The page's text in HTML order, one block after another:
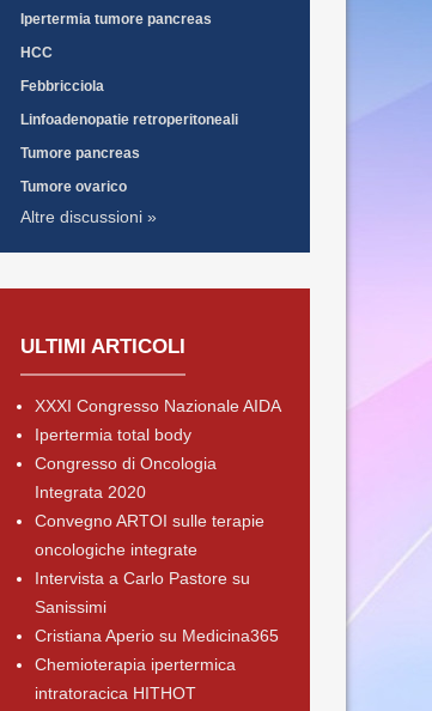
Ipertermia tumore pancreas
HCC
Febbricciola
Linfoadenopatie retroperitoneali
Tumore pancreas
Tumore ovarico
Altre discussioni »
ULTIMI ARTICOLI
XXXI Congresso Nazionale AIDA
Ipertermia total body
Congresso di Oncologia
Integrata 2020
Convegno ARTOI sulle terapie
oncologiche integrate
Intervista a Carlo Pastore su
Sanissimi
Cristiana Aperio su Medicina365
Chemioterapia ipertermica
intratoracica HITHOT